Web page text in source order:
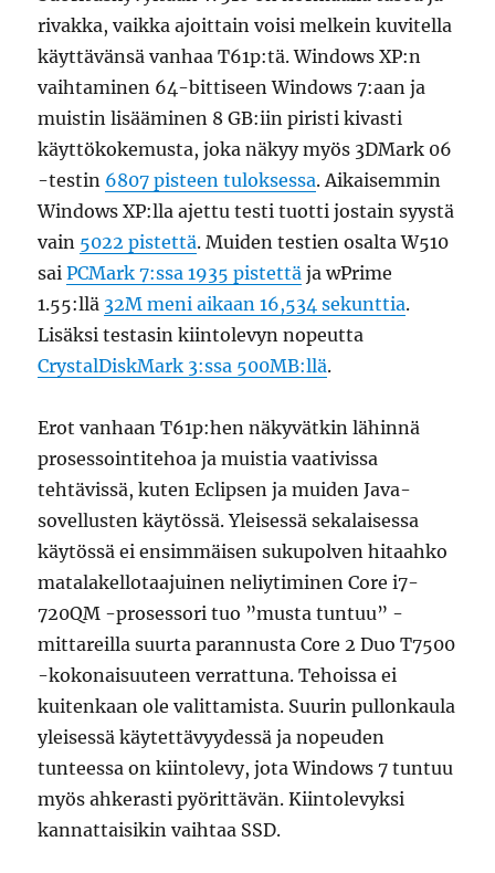
rivakka, vaikka ajoittain voisi melkein kuvitella
käyttävänsä vanhaa T61p:tä. Windows XP:n
vaihtaminen 64-bittiseen Windows 7:aan ja
muistin lisääminen 8 GB:iin piristi kivasti
käyttökokemusta, joka näkyy myös 3DMark 06
-testin 6807 pisteen tuloksessa. Aikaisemmin
Windows XP:lla ajettu testi tuotti jostain syystä
vain 5022 pistettä. Muiden testien osalta W510
saiPCMark 7:ssa 1935 pistettä ja wPrime
1.55:llä 32M meni aikaan 16,534 sekunttia.
Lisäksi testasin kiintolevyn nopeutta
CrystalDiskMark 3:ssa 500MB:llä.
Erot vanhaan T61p:hen näkyvätkin lähinnä
prosessointitehoa ja muistia vaativissa
tehtävissä, kuten Eclipsen ja muiden Java-
sovellusten käytössä. Yleisessä sekalaisessa
käytössä ei ensimmäisen sukupolven hitaahko
matalakellotaajuinen neliytiminen Core i7-
720QM -prosessori tuo ”musta tuntuu” -
mittareilla suurta parannusta Core 2 Duo T7500
-kokonaisuuteen verrattuna. Tehoissa ei
kuitenkaan ole valittamista. Suurin pullonkaula
yleisessä käytettävyydessä ja nopeuden
tunteessa on kiintolevy, jota Windows 7 tuntuu
myös ahkerasti pyörittävän. Kiintolevyksi
kannattaisikin vaihtaa SSD.